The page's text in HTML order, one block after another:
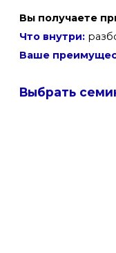
Вы получаете
Что внутри:
Ваше
Выбрать